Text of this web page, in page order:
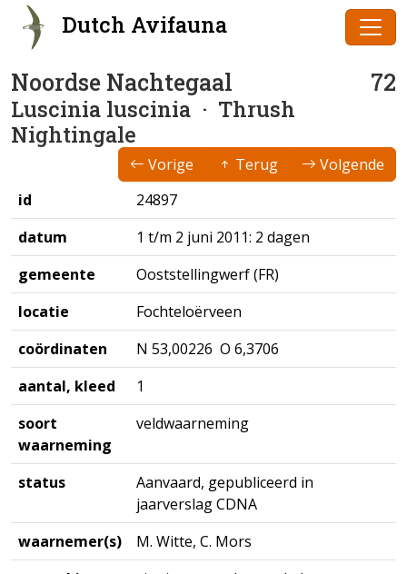
Dutch Avifauna
Noordse Nachtegaal 72
Luscinia luscinia · Thrush
Nightingale
Vorige Terug
Volgende
id
24897
datum
1 t/m 2 juni 2011: 2 dagen
gemeente
Ooststellingwerf (FR)
locatie
Fochteloërveen
coördinaten
N 53,00226 O 6,3706
aantal, kleed
1
soort
waarneming
veldwaarneming
status
Aanvaard, gepubliceerd in
jaarverslag CDNA
waarnemer(s)
M. Witte, C. Mors